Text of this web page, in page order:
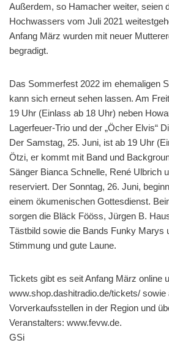
Außerdem, so Hamacher weiter, seien
Hochwassers vom Juli 2021
Anfang März wurden mit neuer
begradigt.
Das Sommerfest 2022 im ehemaligen
kann sich erneut sehen lassen. Am
19 Uhr (Einlass ab 18 Uhr) neben
Lagerfeuer-Trio und der „Öcher Elvis“
Der Samstag, 25. Juni, ist ab 19 Uhr
Ötzi, er kommt mit Band und
Sänger Bianca Schnelle, René Ulbrich
reserviert. Der Sonntag, 26. Juni,
einem ökumenischen Gottesdienst.
sorgen die Bläck Fööss, Jürgen B.
Tästbild sowie die Bands Funky Marys
Stimmung und gute Laune.
Tickets gibt es seit Anfang März online
www.shop.dashitradio.de/tickets/ sowie
Vorverkaufsstellen in der Region und
Veranstalters: www.fevw.de.
GSi